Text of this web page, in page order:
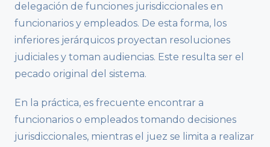
delegación de funciones jurisdiccionales en
funcionarios y empleados. De esta forma, los
inferiores jerárquicos proyectan resoluciones
judiciales y toman audiencias. Este resulta ser el
pecado original del sistema.
En la práctica, es frecuente encontrar a
funcionarios o empleados tomando decisiones
jurisdiccionales, mientras el juez se limita a realizar